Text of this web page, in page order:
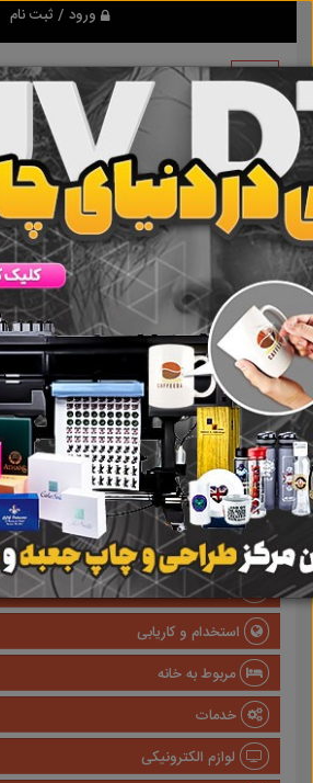
ورود / ثبت نام
تبلیغ کن نتایج جستجو برای برچسب
نتایج جستجو برای برچسب
گروه ها
املاک
صنعتی
پزشکی و سلامت
وسایل نقلیه
استخدام و کاریابی
مربوط به خانه
خدمات
لوازم الکترونیکی